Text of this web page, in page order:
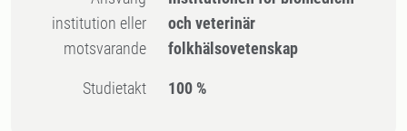
institution eller
motsvarande
och veterinär
folkhälsovetenskap
Studietakt 100 %